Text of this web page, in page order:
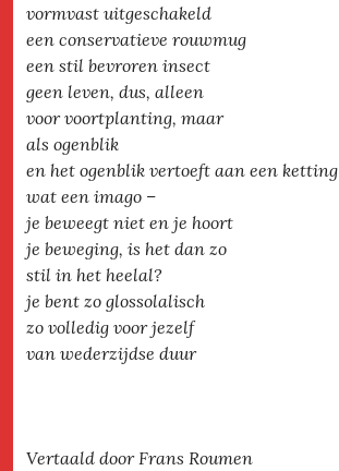
vormvast uitgeschakeld
een conservatieve rouwmug
een stil bevroren insect
geen leven, dus, alleen
voor voortplanting, maar
als ogenblik
en het ogenblik vertoeft aan een ketting
wat een imago –
je beweegt niet en je hoort
je beweging, is het dan zo
stil in het heelal?
je bent zo glossolalisch
zo volledig voor jezelf
van wederzijdse duur
Vertaald door Frans Roumen